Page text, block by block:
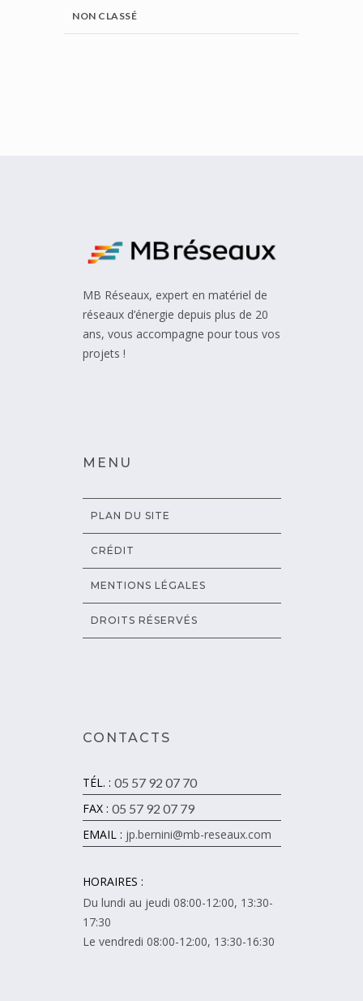
NON CLASSÉ
MB Réseaux, expert en matériel de
réseaux d’énergie depuis plus de 20
ans, vous accompagne pour tous vos
projets !
MENU
PLAN DU SITE
CRÉDIT
MENTIONS LÉGALES
DROITS RÉSERVÉS
CONTACTS
TÉL. : 05 57 92 07 70
FAX : 05 57 92 07 79
EMAIL : jp.bernini@mb-reseaux.com
HORAIRES :
Du lundi au jeudi 08:00-12:00, 13:30-
17:30
Le vendredi 08:00-12:00, 13:30-16:30